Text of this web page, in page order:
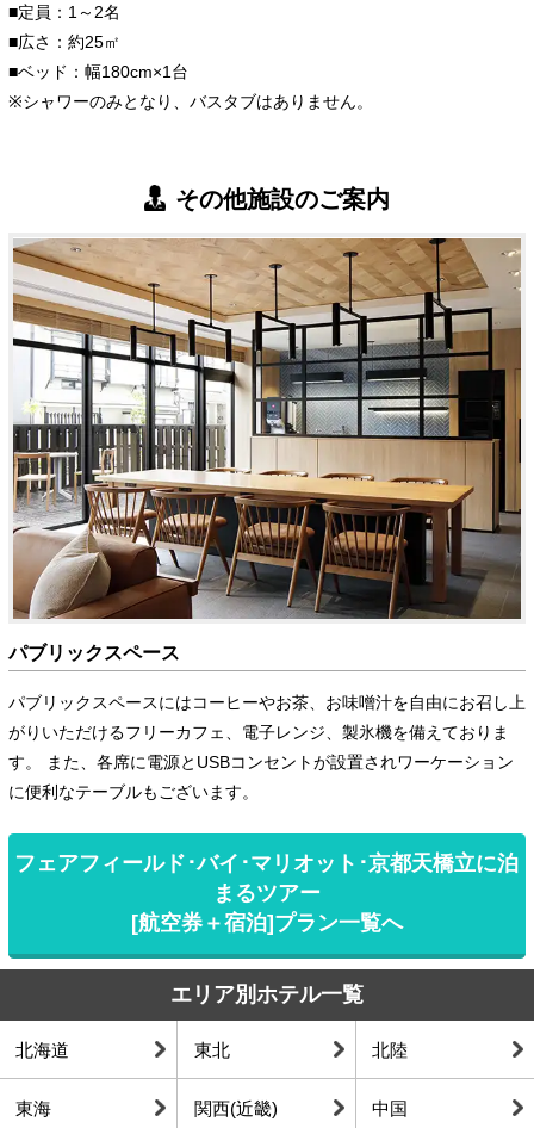
■定員：1～2名
■広さ：約25㎡
■ベッド：幅180cm×1台
※シャワーのみとなり、バスタブはありません。
その他施設のご案内
パブリックスペース
パブリックスペースにはコーヒーやお茶、お味噌汁を自由にお召し上
がりいただけるフリーカフェ、電子レンジ、製氷機を備えておりま
す。 また、各席に電源とUSBコンセントが設置されワーケーション
に便利なテーブルもございます。
フェアフィールド･バイ･マリオット･京都天橋立に泊
まるツアー
[航空券＋宿泊]プラン一覧へ
エリア別ホテル一覧
北海道 東北 北陸
東海 関西(近畿) 中国